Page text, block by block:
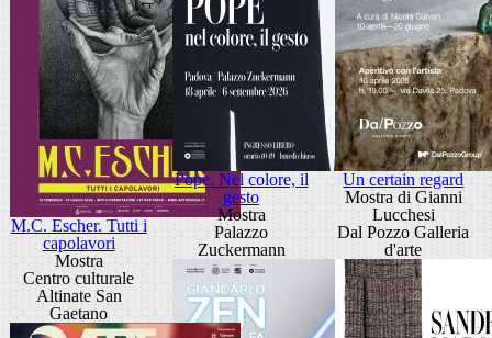
M.C. Escher. Tutti i
capolavori
Mostra
Centro culturale
Altinate San
Gaetano
Pope. Nel colore, il
gesto
Mostra
Palazzo
Zuckermann
Un certain regard
Mostra di Gianni
Lucchesi
Dal Pozzo Galleria
d'arte